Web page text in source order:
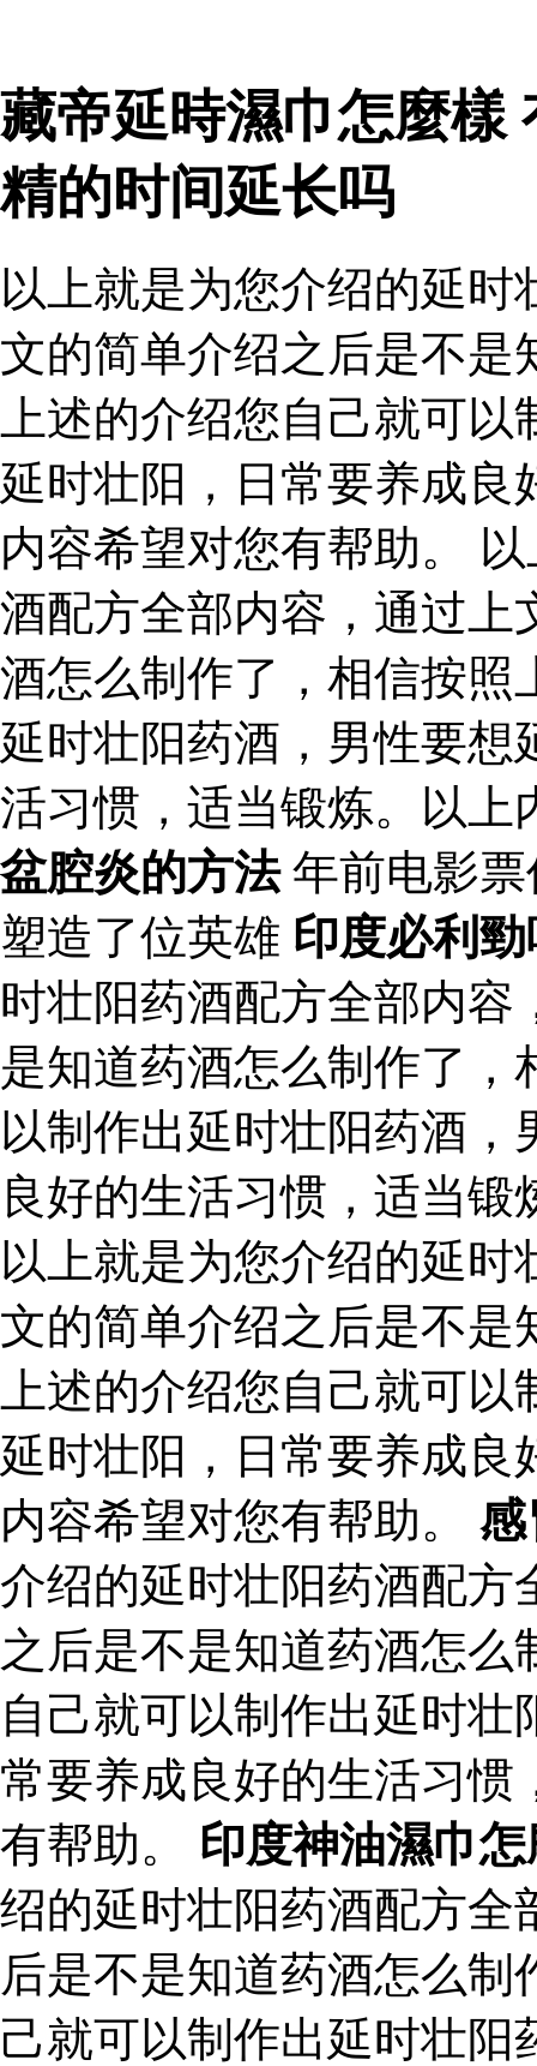
藏帝延時濕巾怎麼樣
精的时间延长吗
以上就是为您介绍的延
文的简单介绍之后是不是
上述的介绍您自己就可
延时壮阳，日常要养成良
内容希望对您有帮助。
酒配方全部内容，通过上
酒怎么制作了，相信按照
延时壮阳药酒，男性要想
活习惯，适当锻炼。以上
盆腔炎的方法年前电影票
塑造了位英雄 印度必利
时壮阳药酒配方全部内
是知道药酒怎么制作了
以制作出延时壮阳药酒
良好的生活习惯，适当
以上就是为您介绍的延
文的简单介绍之后是不是
上述的介绍您自己就可
延时壮阳，日常要养成良
内容希望对您有帮助。 感
介绍的延时壮阳药酒配方
之后是不是知道药酒怎
自己就可以制作出延时
常要养成良好的生活习惯
有帮助。 印度神油濕巾
绍的延时壮阳药酒配方全
后是不是知道药酒怎么
己就可以制作出延时壮